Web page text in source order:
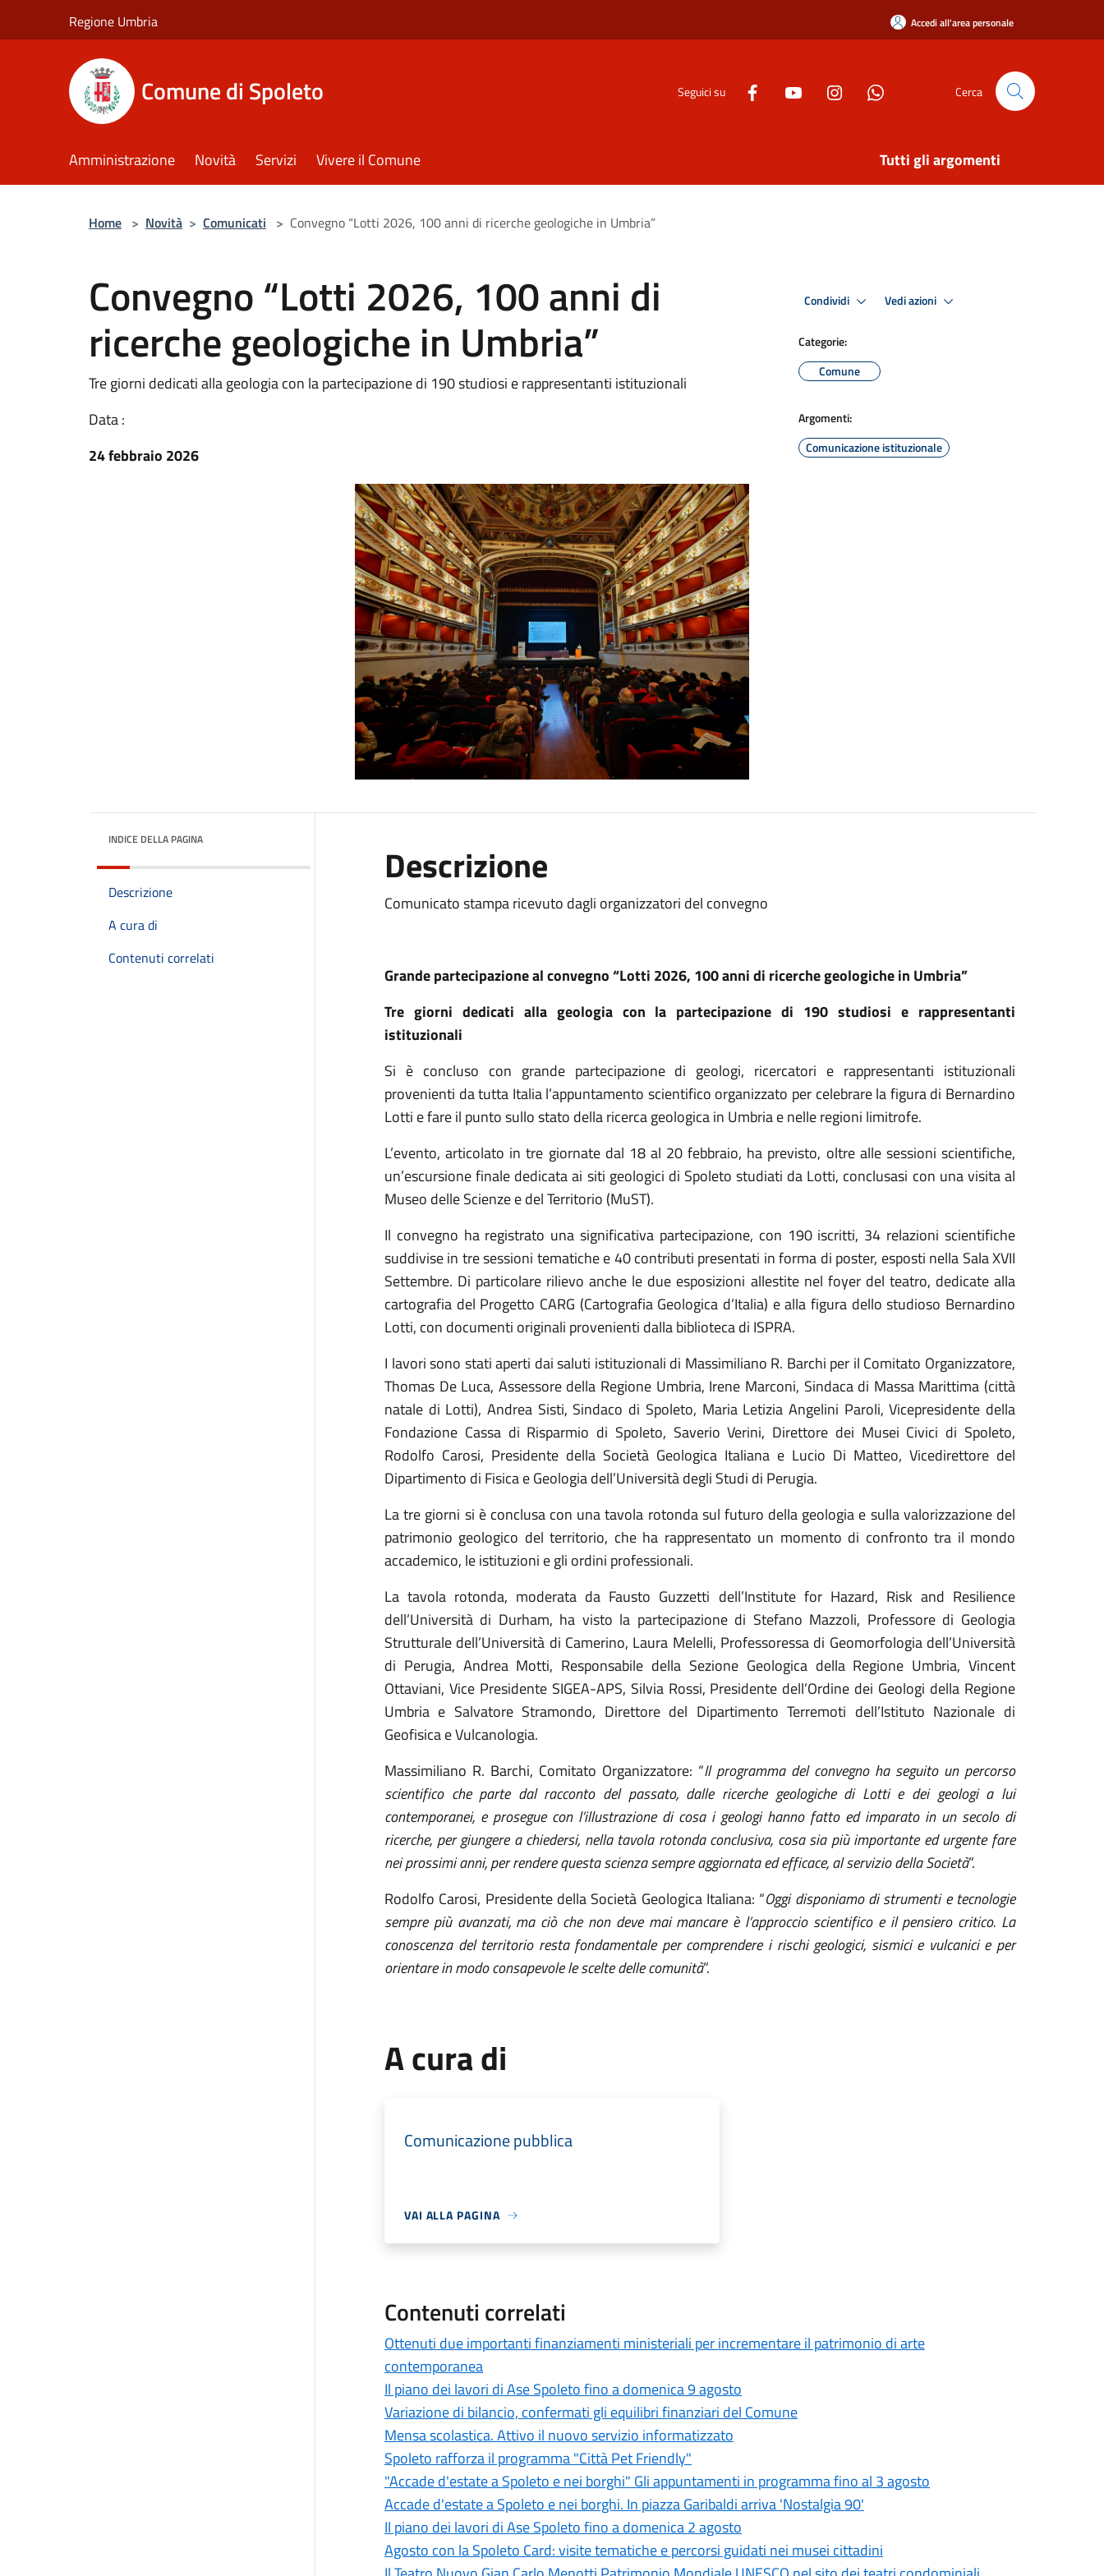
Regione Umbria Accedi all'area personale
Comune di Spoleto Seguici su Cerca
Amministrazione Novità Servizi Vivere il Comune Tutti gli argomenti
Home > Novità > Comunicati > Convegno “Lotti 2026, 100 anni di ricerche geologiche in Umbria”
Convegno “Lotti 2026, 100 anni di
ricerche geologiche in Umbria”
Tre giorni dedicati alla geologia con la partecipazione di 190 studiosi e rappresentanti istituzionali
Data :
24 febbraio 2026
Condividi Vedi azioni
Categorie:
Comune
Argomenti:
Comunicazione istituzionale
INDICE DELLA PAGINA
Descrizione
A cura di
Contenuti correlati
Descrizione
Comunicato stampa ricevuto dagli organizzatori del convegno
Grande partecipazione al convegno“Lotti 2026, 100 anni di ricerche geologiche in Umbria”
Tre giorni dedicati alla geologia con la partecipazione di 190 studiosi e rappresentanti
istituzionali
Si è concluso con grande partecipazione di geologi, ricercatori e rappresentanti istituzionali
provenienti da tutta Italia l’appuntamento scientifico organizzato per celebrare la figura di Bernardino
Lotti e fare il punto sullo stato della ricerca geologica in Umbria e nelle regioni limitrofe.
L’evento, articolato in tre giornate dal 18 al 20 febbraio, ha previsto, oltre alle sessioni scientifiche,
un’escursione finale dedicata ai siti geologici di Spoleto studiati da Lotti, conclusasi con una visita al
Museo delle Scienze e del Territorio (MuST).
Il convegno ha registrato una significativa partecipazione, con 190 iscritti, 34 relazioni scientifiche
suddivise in tre sessioni tematiche e 40 contributi presentati in forma di poster, esposti nella Sala XVII
Settembre. Di particolare rilievo anche le due esposizioni allestite nel foyer del teatro, dedicate alla
cartografia del Progetto CARG (Cartografia Geologica d’Italia) e alla figura dello studioso Bernardino
Lotti, con documenti originali provenienti dalla biblioteca di ISPRA.
I lavori sono stati aperti dai saluti istituzionali di Massimiliano R. Barchi per il Comitato Organizzatore,
Thomas De Luca, Assessore della Regione Umbria, Irene Marconi, Sindaca di Massa Marittima (città
natale di Lotti), Andrea Sisti, Sindaco di Spoleto, Maria Letizia Angelini Paroli,Vicepresidente della
Fondazione Cassa di Risparmio di Spoleto, Saverio Verini, Direttore dei Musei Civici di Spoleto,
Rodolfo Carosi, Presidente della Società Geologica Italianae Lucio Di Matteo, Vicedirettore del
Dipartimento di Fisica e Geologia dell’Università degli Studi di Perugia.
La tre giorni si è conclusa con una tavola rotonda sul futuro della geologia e sulla valorizzazione del
patrimonio geologico del territorio, che ha rappresentato un momento di confronto tra il mondo
accademico, le istituzioni e gli ordini professionali.
La tavola rotonda, moderata da Fausto Guzzetti dell’Institute for Hazard, Risk and Resilience
dell’Università di Durham, ha visto la partecipazione di Stefano Mazzoli, Professore di Geologia
Strutturale dell’Università di Camerino, Laura Melelli, Professoressa di Geomorfologia dell’Università
di Perugia, Andrea Motti, Responsabile della Sezione Geologica della Regione Umbria, Vincent
Ottaviani, Vice Presidente SIGEA-APS, Silvia Rossi, Presidente dell’Ordine dei Geologi della Regione
Umbria e Salvatore Stramondo, Direttore del Dipartimento Terremoti dell’Istituto Nazionale di
Geofisica e Vulcanologia.
Massimiliano R. Barchi, Comitato Organizzatore: “Il programma del convegno ha seguito un percorso
scientifico che parte dal racconto del passato, dalle ricerche geologiche di Lotti e dei geologi a lui
contemporanei, e prosegue con l’illustrazione di cosa i geologi hanno fatto ed imparato in un secolo di
ricerche, per giungere a chiedersi, nella tavola rotonda conclusiva, cosa sia più importante ed urgente fare
nei prossimi anni, per rendere questa scienza sempre aggiornata ed efficace, al servizio della Società”.
Rodolfo Carosi, Presidente della Società Geologica Italiana: “Oggi disponiamo di strumenti e tecnologie
sempre più avanzati, ma ciò che non deve mai mancare è l’approccio scientifico e il pensiero critico. La
conoscenza del territorio resta fondamentale per comprendere i rischi geologici, sismici e vulcanici e per
orientare in modo consapevole le scelte delle comunità”.
A cura di
Comunicazione pubblica
VAI ALLA PAGINA
Contenuti correlati
Ottenuti due importanti finanziamenti ministeriali per incrementare il patrimonio di arte
contemporanea
Il piano dei lavori di Ase Spoleto fino a domenica 9 agosto
Variazione di bilancio, confermati gli equilibri finanziari del Comune
Mensa scolastica. Attivo il nuovo servizio informatizzato
Spoleto rafforza il programma "Città Pet Friendly"
"Accade d'estate a Spoleto e nei borghi" Gli appuntamenti in programma fino al 3 agosto
Accade d'estate a Spoleto e nei borghi. In piazza Garibaldi arriva 'Nostalgia 90'
Il piano dei lavori di Ase Spoleto fino a domenica 2 agosto
Agosto con la Spoleto Card: visite tematiche e percorsi guidati nei musei cittadini